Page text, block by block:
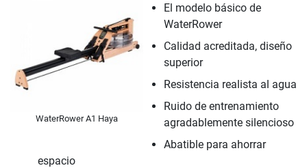
WaterRower A1 Haya
El modelo básico de
WaterRower
Calidad acreditada, diseño
superior
Resistencia realista al agua
Ruido de entrenamiento
agradablemente silencioso
Abatible para ahorrar
espacio